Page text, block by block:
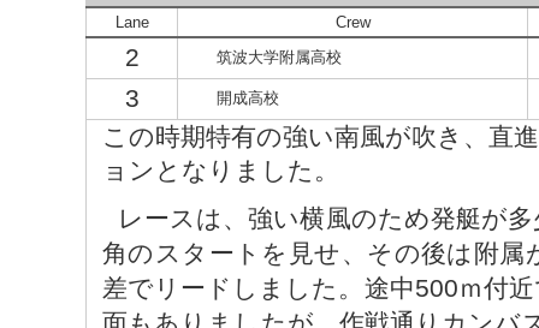
Lane
Crew
2 筑波大学附属高校
3 開成高校
この時期特有の強い南風が吹き、直
ョンとなりました。
レースは、強い横風のため発艇が
角のスタートを見せ、その後は附
差でリードしました。途中500ｍ付